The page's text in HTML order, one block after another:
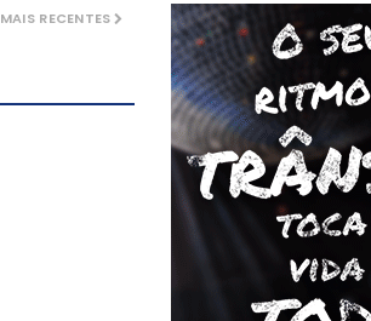
MAIS RECENTES